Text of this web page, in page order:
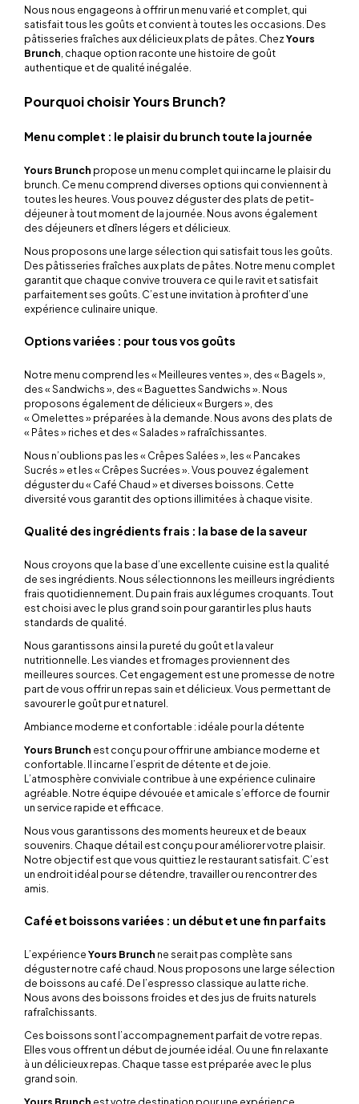
Nous nous engageons à offrir un menu varié et complet, qui
satisfait tous les goûts et convient à toutes les occasions. Des
pâtisseries fraîches aux délicieux plats de pâtes. ChezYours
Brunch , chaque option raconte une histoire de goût
authentique et de qualité inégalée.
Pourquoi choisirYours Brunch?
Menu complet : le plaisir du brunch toute la journée
Yours Brunch propose un menu complet qui incarne le plaisir du
brunch. Ce menu comprend diverses options qui conviennent à
toutes les heures. Vous pouvez déguster des plats de petit-
déjeuner à tout moment de la journée. Nous avons également
des déjeuners et dîners légers et délicieux.
Nous proposons une large sélection qui satisfait tous les goûts.
Des pâtisseries fraîches aux plats de pâtes. Notre menu complet
garantit que chaque convive trouvera ce qui le ravit et satisfait
parfaitement ses goûts. C’est une invitation à profiter d’une
expérience culinaire unique.
Options variées : pour tous vos goûts
Notre menu comprend les « Meilleures ventes », des « Bagels »,
des « Sandwichs », des « Baguettes Sandwichs ». Nous
proposons également de délicieux « Burgers », des
« Omelettes » préparées à la demande. Nous avons des plats de
« Pâtes » riches et des « Salades » rafraîchissantes.
Nous n’oublions pas les « Crêpes Salées », les « Pancakes
Sucrés » et les « Crêpes Sucrées ». Vous pouvez également
déguster du « Café Chaud » et diverses boissons. Cette
diversité vous garantit des options illimitées à chaque visite.
Qualité des ingrédients frais : la base de la saveur
Nous croyons que la base d’une excellente cuisine est la qualité
de ses ingrédients. Nous sélectionnons les meilleurs ingrédients
frais quotidiennement. Du pain frais aux légumes croquants. Tout
est choisi avec le plus grand soin pour garantir les plus hauts
standards de qualité.
Nous garantissons ainsi la pureté du goût et la valeur
nutritionnelle. Les viandes et fromages proviennent des
meilleures sources. Cet engagement est une promesse de notre
part de vous offrir un repas sain et délicieux. Vous permettant de
savourer le goût pur et naturel.
Ambiance moderne et confortable : idéale pour la détente
Yours Brunch est conçu pour offrir une ambiance moderne et
confortable. Il incarne l’esprit de détente et de joie.
L’atmosphère conviviale contribue à une expérience culinaire
agréable. Notre équipe dévouée et amicale s’efforce de fournir
un service rapide et efficace.
Nous vous garantissons des moments heureux et de beaux
souvenirs. Chaque détail est conçu pour améliorer votre plaisir.
Notre objectif est que vous quittiez le restaurant satisfait. C’est
un endroit idéal pour se détendre, travailler ou rencontrer des
amis.
Café et boissons variées : un début et une fin parfaits
L’expérienceYours Brunch ne serait pas complète sans
déguster notre café chaud. Nous proposons une large sélection
de boissons au café. De l’espresso classique au latte riche.
Nous avons des boissons froides et des jus de fruits naturels
rafraîchissants.
Ces boissons sont l’accompagnement parfait de votre repas.
Elles vous offrent un début de journée idéal. Ou une fin relaxante
à un délicieux repas. Chaque tasse est préparée avec le plus
grand soin.
Yours Brunch est votre destination pour une expérience